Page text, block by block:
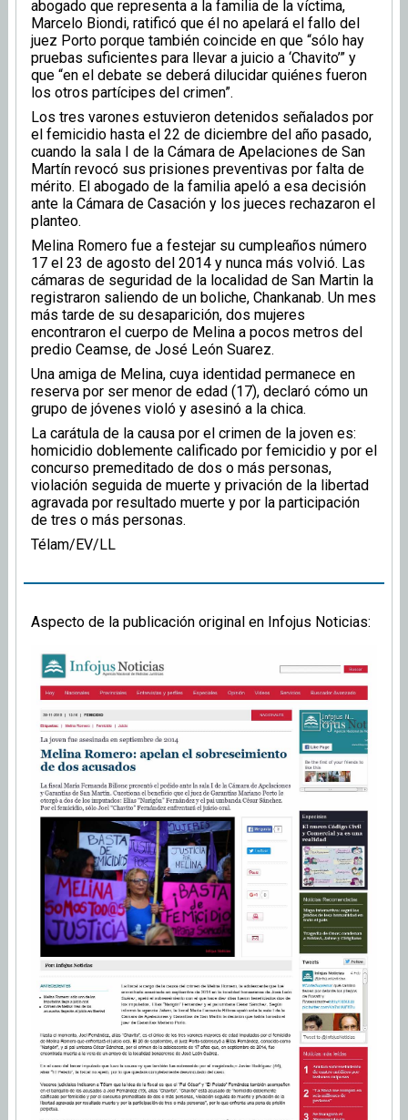
abogado que representa a la familia de la víctima,
Marcelo Biondi, ratificó que él no apelará el fallo del
juez Porto porque también coincide en que “sólo hay
pruebas suficientes para llevar a juicio a ‘Chavito’” y
que “en el debate se deberá dilucidar quiénes fueron
los otros partícipes del crimen”.
Los tres varones estuvieron detenidos señalados por
el femicidio hasta el 22 de diciembre del año pasado,
cuando la sala I de la Cámara de Apelaciones de San
Martín revocó sus prisiones preventivas por falta de
mérito. El abogado de la familia apeló a esa decisión
ante la Cámara de Casación y los jueces rechazaron el
planteo.
Melina Romero fue a festejar su cumpleaños número
17 el 23 de agosto del 2014 y nunca más volvió. Las
cámaras de seguridad de la localidad de San Martin la
registraron saliendo de un boliche, Chankanab. Un mes
más tarde de su desaparición, dos mujeres
encontraron el cuerpo de Melina a pocos metros del
predio Ceamse, de José León Suarez.
Una amiga de Melina, cuya identidad permanece en
reserva por ser menor de edad (17), declaró cómo un
grupo de jóvenes violó y asesinó a la chica.
La carátula de la causa por el crimen de la joven es:
homicidio doblemente calificado por femicidio y por el
concurso premeditado de dos o más personas,
violación seguida de muerte y privación de la libertad
agravada por resultado muerte y por la participación
de tres o más personas.
Télam/EV/LL
Aspecto de la publicación original en Infojus Noticias: